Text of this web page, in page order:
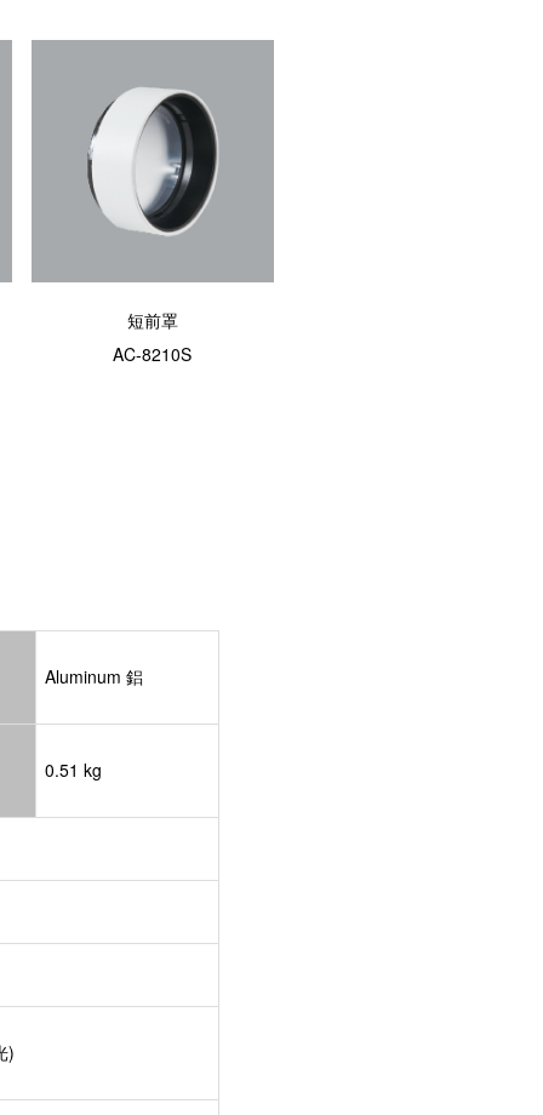
短前罩
AC-8210S
Aluminum 鋁
0.51 kg
)